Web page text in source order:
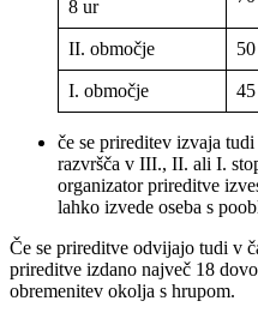
8 ur
II. območje 50
I. območje 45
če se prireditev izvaja
razvršča v III., II. ali I.
organizator prireditve
lahko izvede oseba s
Če se prireditve odvijajo tudi v
prireditve izdano največ 18
obremenitev okolja s hrupom.